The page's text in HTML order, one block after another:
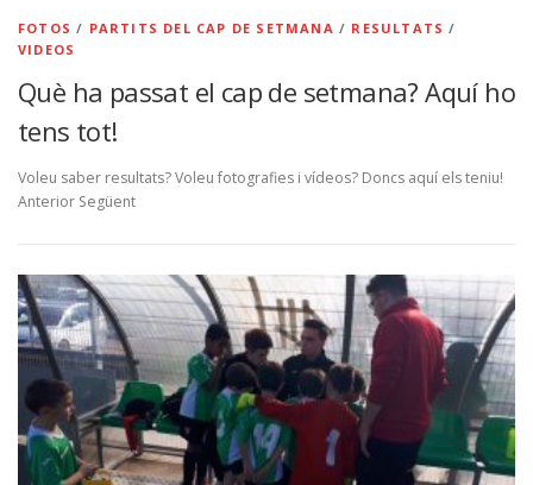
FOTOS / PARTITS DEL CAP DE SETMANA / RESULTATS /
VIDEOS
Què ha passat el cap de setmana? Aquí ho
tens tot!
Voleu saber resultats? Voleu fotografies i vídeos? Doncs aquí els teniu!
Anterior Següent